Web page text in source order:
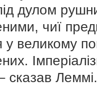
дулом
чиї
великому
сказав Леммі.